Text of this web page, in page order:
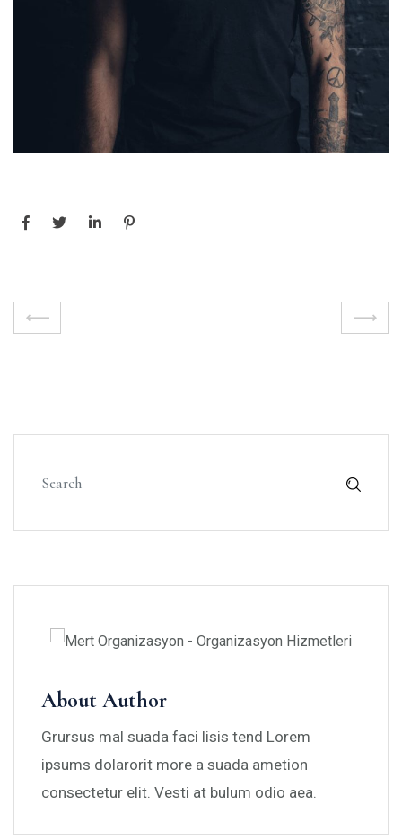
About Author
Grursus mal suada faci lisis tend Lorem
ipsums dolarorit more a suada ametion
consectetur elit. Vesti at bulum odio aea.